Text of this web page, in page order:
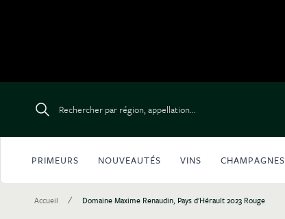
Rechercher par région, appellation...
PRIMEURS NOUVEAUTÉS VINS CHAMPAGNES
Accueil / Domaine Maxime Renaudin, Pays d'Hérault 2023 Rouge